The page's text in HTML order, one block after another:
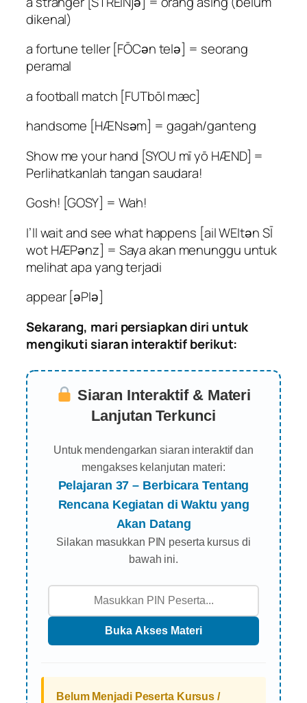
dikenal)
a fortune teller [FŌCәn telә] = seorang
peramal
a football match [FUTbōl mæc]
handsome [HÆNsәm] = gagah/ganteng
Show me your hand [SYOU mī yō HÆND] =
Perlihatkanlah tangan saudara!
Gosh! [GOSY] = Wah!
I’ll wait and see what happens [ail WEItәn SĪ
wot HÆPәnz] = Saya akan menunggu untuk
melihat apa yang terjadi
appear [әPIә]
Sekarang, mari persiapkan diri untuk
mengikuti siaran interaktif berikut:
Siaran Interaktif & Materi
Lanjutan Terkunci
Untuk mendengarkan siaran interaktif dan
mengakses kelanjutan materi:
Pelajaran 37 – Berbicara Tentang
Rencana Kegiatan di Waktu yang
Akan Datang
Silakan masukkan PIN peserta kursus di
bawah ini.
Belum Menjadi Peserta Kursus /